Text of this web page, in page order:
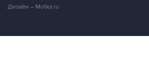
Дизайн – Motka.ru